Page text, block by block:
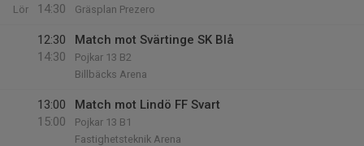
Lör
14:30
Gräsplan Prezero
12:30
14:30
Match mot Svärtinge SK Blå
Pojkar 13 B2
Billbäcks Arena
13:00
15:00
Match mot Lindö FF Svart
Pojkar 13 B1
Fastighetsteknik Arena